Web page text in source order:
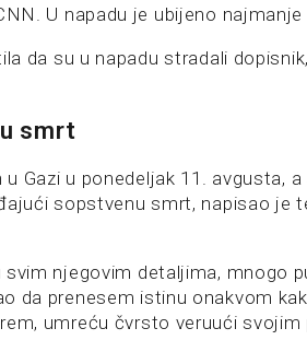
U napadu je ubijeno
da su u napadu stradali
smrt
u Gazi u ponedeljak 11. avgusta,
sopstvenu smrt, napisao je
svim njegovim detaljima, mnogo
da prenesem istinu onakvom
umreću čvrsto veruući svojim